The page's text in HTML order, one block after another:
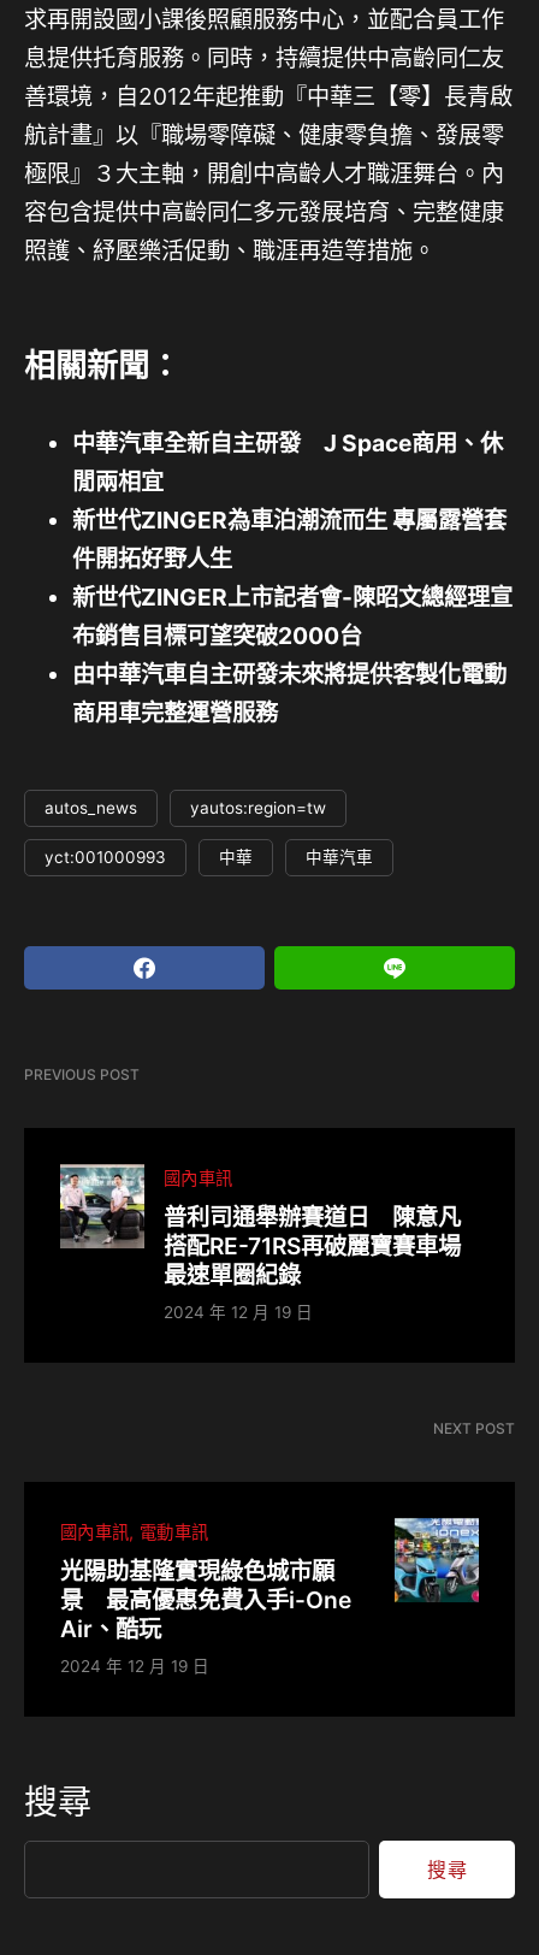
求再開設國小課後照顧服務中心，並配合員工作
息提供托育服務。同時，持續提供中高齡同仁友
善環境，自2012年起推動『中華三【零】長青啟
航計畫』以『職場零障礙、健康零負擔、發展零
極限』３大主軸，開創中高齡人才職涯舞台。內
容包含提供中高齡同仁多元發展培育、完整健康
照護、紓壓樂活促動、職涯再造等措施。
相關新聞：
中華汽車全新自主研發 J Space商用、休
閒兩相宜
新世代ZINGER為車泊潮流而生 專屬露營套
件開拓好野人生
新世代ZINGER上市記者會-陳昭文總經理宣
布銷售目標可望突破2000台
由中華汽車自主研發未來將提供客製化電動
商用車完整運營服務
autos_news yautos:region=tw
yct:001000993 中華 中華汽車
PREVIOUS POST
國內車訊
普利司通舉辦賽道日 陳意凡
搭配RE-71RS再破麗寶賽車場
最速單圈紀錄
2024 年 12 月 19 日
NEXT POST
國內車訊 電動車訊
光陽助基隆實現綠色城市願
景 最高優惠免費入手i-One
Air、酷玩
2024 年 12 月 19 日
搜尋
搜尋